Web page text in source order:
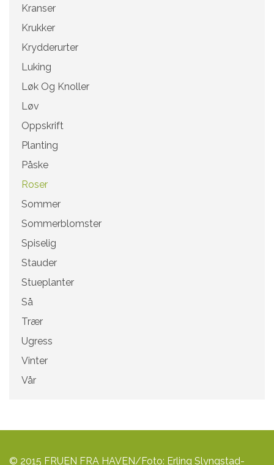
Kranser
Krukker
Krydderurter
Luking
Løk Og Knoller
Løv
Oppskrift
Planting
Påske
Roser
Sommer
Sommerblomster
Spiselig
Stauder
Stueplanter
Så
Trær
Ugress
Vinter
Vår
© 2015 FRUEN FRA HAVEN/Foto: Erling Slyngstad-